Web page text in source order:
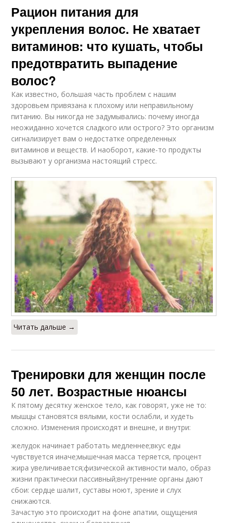
Рацион питания для
укрепления волос. Не хватает
витаминов: что кушать, чтобы
предотвратить выпадение
волос?
Как известно, большая часть проблем с нашим
здоровьем привязана к плохому или неправильному
питанию. Вы никогда не задумывались: почему иногда
неожиданно хочется сладкого или острого? Это организм
сигнализирует вам о недостатке определенных
витаминов и веществ. И наоборот, какие-то продукты
вызывают у организма настоящий стресс.
Читать дальше →
Тренировки для женщин после
50 лет. Возрастные нюансы
К пятому десятку женское тело, как говорят, уже не то:
мышцы становятся вялыми, кости ослабли, и худеть
сложно. Изменения происходят и внешне, и внутри:
желудок начинает работать медленнее;вкус еды
чувствуется иначе;мышечная масса теряется, процент
жира увеличивается;физической активности мало, образ
жизни практически пассивный;внутренние органы дают
сбои: сердце шалит, суставы ноют, зрение и слух
снижаются.
Зачастую это происходит на фоне апатии, ощущения